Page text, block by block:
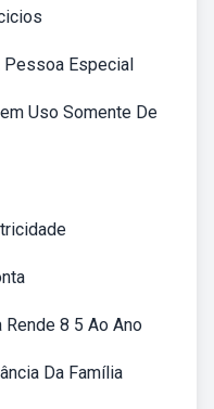
Pessoa Especial
Uso Somente De
Rende 8 5 Ao Ano
Da Família